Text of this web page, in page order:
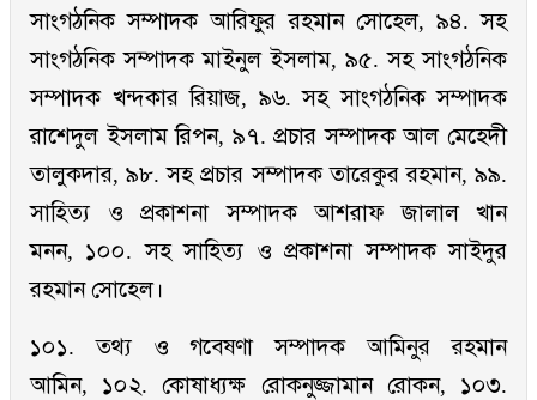
সাংগঠনিক সম্পাদক আরিফুর রহমান সোহেল, ৯৪. সহ
সাংগঠনিক সম্পাদক মাইনুল ইসলাম, ৯৫. সহ সাংগঠনিক
সম্পাদক খন্দকার রিয়াজ, ৯৬. সহ সাংগঠনিক সম্পাদক
রাশেদুল ইসলাম রিপন, ৯৭. প্রচার সম্পাদক আল মেহেদী
তালুকদার, ৯৮. সহ প্রচার সম্পাদক তারেকুর রহমান, ৯৯.
সাহিত্য ও প্রকাশনা সম্পাদক আশরাফ জালাল খান
মনন, ১০০. সহ সাহিত্য ও প্রকাশনা সম্পাদক সাইদুর
রহমান সোহেল।
১০১. তথ্য ও গবেষণা সম্পাদক আমিনুর রহমান
আমিন, ১০২. কোষাধ্যক্ষ রোকনুজ্জামান রোকন, ১০৩.